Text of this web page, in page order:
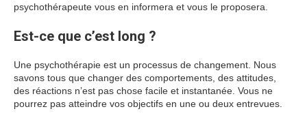
psychothérapeute vous en informera et vous le proposera.
Est-ce que c’est long ?
Une psychothérapie est un processus de changement. Nous
savons tous que changer des comportements, des attitudes,
des réactions n’est pas chose facile et instantanée. Vous ne
pourrez pas atteindre vos objectifs en une ou deux entrevues.